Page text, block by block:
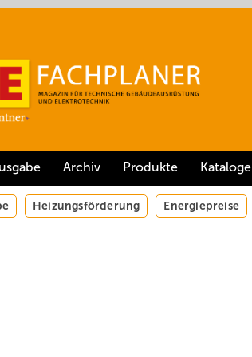
Archiv Produkte Kataloge
Heizungsförderung Energiepreise